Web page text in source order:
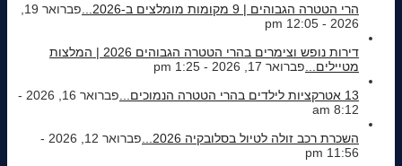
הרי הטטרה הגבוהים | 9 מקומות מומלצים ב-2026...
2026 - 12:05 pm
דירות נופש וצימרים בהרי הטטרה הגבוהים 2026 | המלצות
מטיילים... פברואר 17, 2026 - 1:25 pm
13 אטרקציות לילדים בהרי הטטרה הנמוכים...
פברואר 16, 2026 -
8:12 am
השכרת רכב זולה לטיול בסלובקיה 2026...
פברואר 12, 2026 -
11:56 pm